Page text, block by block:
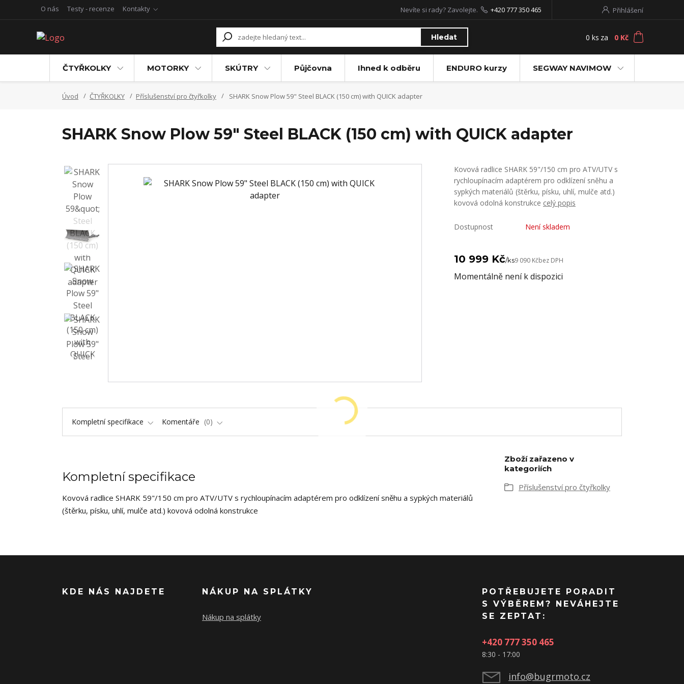
O nás Testy - recenze Kontakty Přihlášení
Hledat
Nevíte si rady? Zavolejte. +420 777 350 465
0 ks za 0 Kč
ČTYŘKOLKY MOTORKY SKÚTRY Půjčovna Ihned k odběru ENDURO kurzy SEGWAY NAVIMOW
Úvod ČTYŘKOLKY Příslušenství pro čtyřkolky SHARK Snow Plow 59" Steel BLACK (150 cm) with QUICK adapter
SHARK Snow Plow 59" Steel BLACK (150 cm) with QUICK adapter
Kovová radlice SHARK 59"/150 cm pro ATV/UTV s
rychloupínacím adaptérem pro odklízení sněhu a
sypkých materiálů (štěrku, písku, uhlí, mulče atd.)
kovová odolná konstrukce celý popis
Dostupnost Není skladem
10 999 Kč/ks9 090 Kčbez DPH
Momentálně není k dispozici
Kompletní specifikace Komentáře 0
Kompletní specifikace
Kovová radlice SHARK 59"/150 cm pro ATV/UTV s rychloupínacím adaptérem pro odklízení sněhu a sypkých materiálů
(štěrku, písku, uhlí, mulče atd.) kovová odolná konstrukce
Zboží zařazeno v
kategoriích
Příslušenství pro čtyřkolky
KDE NÁS NAJDETE NÁKUP NA SPLÁTKY
Nákup na splátky
POTŘEBUJETE PORADIT
S VÝBĚREM? NEVÁHEJTE
SE ZEPTAT:
+420 777 350 465
8:30 - 17:00
info@bugrmoto.cz